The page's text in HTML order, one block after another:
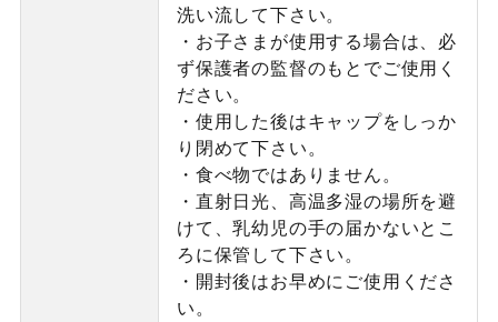
洗い流して下さい。
・お子さまが使用する場合は、必
ず保護者の監督のもとでご使用く
ださい。
・使用した後はキャップをしっか
り閉めて下さい。
・食べ物ではありません。
・直射日光、高温多湿の場所を避
けて、乳幼児の手の届かないとこ
ろに保管して下さい。
・開封後はお早めにご使用くださ
い。